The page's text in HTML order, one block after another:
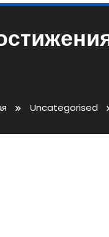
Uncategorised